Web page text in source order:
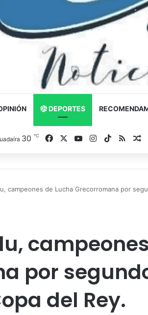
DEPORTES
30 ℃ FacebookYouTubeInstagram
TikTokRSS
campeones de Lucha Grecorromana por
por
del Rey.